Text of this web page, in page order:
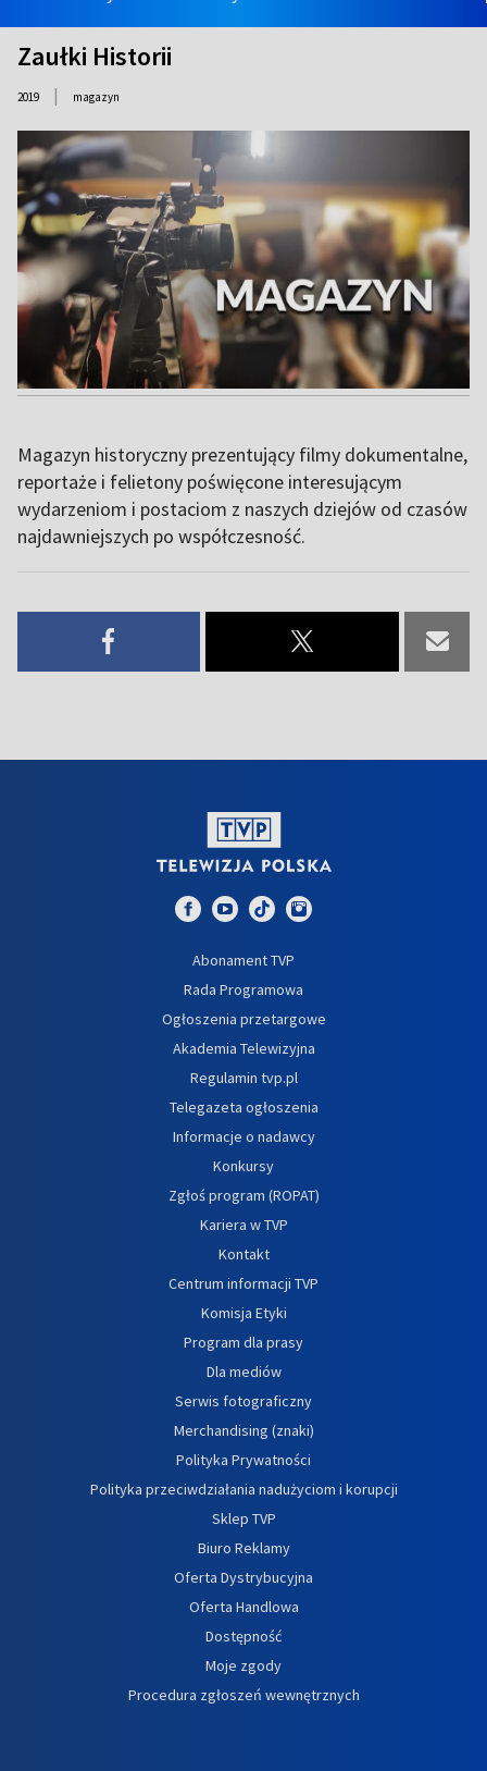
Zaułki Historii
2019 | magazyn
Magazyn historyczny prezentujący filmy dokumentalne,
reportaże i felietony poświęcone interesującym
wydarzeniom i postaciom z naszych dziejów od czasów
najdawniejszych po współczesność.
Abonament TVP
Rada Programowa
Ogłoszenia przetargowe
Akademia Telewizyjna
Regulamin tvp.pl
Telegazeta ogłoszenia
Informacje o nadawcy
Konkursy
Zgłoś program (ROPAT)
Kariera w TVP
Kontakt
Centrum informacji TVP
Komisja Etyki
Program dla prasy
Dla mediów
Serwis fotograficzny
Merchandising (znaki)
Polityka Prywatności
Polityka przeciwdziałania nadużyciom i korupcji
Sklep TVP
Biuro Reklamy
Oferta Dystrybucyjna
Oferta Handlowa
Dostępność
Moje zgody
Procedura zgłoszeń wewnętrznych